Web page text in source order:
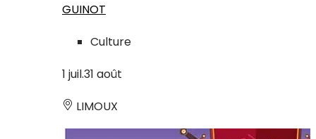
GUINOT
Culture
1 juil.31 août
LIMOUX